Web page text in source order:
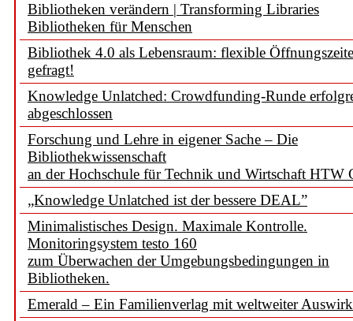
Bibliotheken verändern | Transforming Libraries
Bibliotheken für Menschen
Bibliothek 4.0 als Lebensraum: flexible
gefragt!
Knowledge Unlatched: Crowdfunding-Runde
abgeschlossen
Forschung und Lehre in eigener Sache – Die
Bibliothekwissenschaft
an der Hochschule für Technik und Wirtschaft HTW
„Knowledge Unlatched ist der bessere DEAL”
Minimalistisches Design. Maximale Kontrolle.
Monitoringsystem testo 160
zum Überwachen der Umgebungsbedingungen in
Bibliotheken.
Emerald – Ein Familienverlag mit weltweiter